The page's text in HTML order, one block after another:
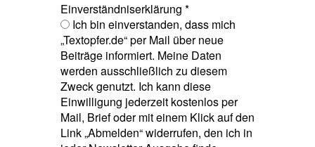
Einverständniserklärung *
Ich bin einverstanden, dass mich
„Textopfer.de“ per Mail über neue
Beiträge informiert. Meine Daten
werden ausschließlich zu diesem
Zweck genutzt. Ich kann diese
Einwilligung jederzeit kostenlos per
Mail, Brief oder mit einem Klick auf den
Link „Abmelden“ widerrufen, den ich in